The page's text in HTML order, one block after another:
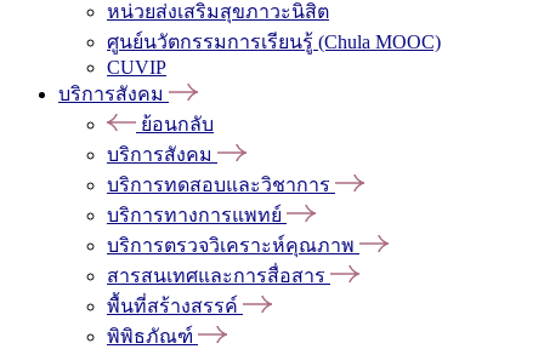
หน่วยส่งเสริมสุขภาวะนิสิต
ศูนย์นวัตกรรมการเรียนรู้ (Chula MOOC)
CUVIP
บริการสังคม
ย้อนกลับ
บริการสังคม
บริการทดสอบและวิชาการ
บริการทางการแพทย์
บริการตรวจวิเคราะห์คุณภาพ
สารสนเทศและการสื่อสาร
พื้นที่สร้างสรรค์
พิพิธภัณฑ์